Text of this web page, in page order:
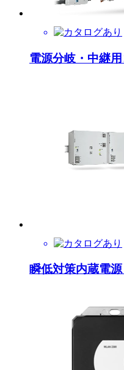
電源分岐・中継
瞬低対策内蔵電